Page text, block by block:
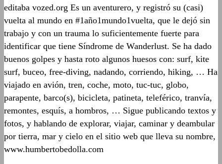
editaba vozed.org Es un aventurero, y registró su (casi)
vuelta al mundo en #1año1mundo1vuelta, que le dejó sin
trabajo y con un trauma lo suficientemente fuerte para
identificar que tiene Síndrome de Wanderlust. Se ha dado
buenos golpes y hasta roto algunos huesos con: surf, kite
surf, buceo, free-diving, nadando, corriendo, hiking, … Ha
viajado en avión, tren, coche, moto, tuc-tuc, globo,
parapente, barco(s), bicicleta, patineta, teleférico, tranvía,
remontes, esquís, a hombros, … Sigue publicando textos y
fotos, y hablando de explorar, viajar, caminar y deambular
por tierra, mar y cielo en el sitio web que lleva su nombre,
www.humbertobedolla.com